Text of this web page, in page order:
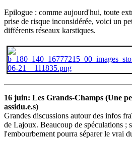
Epilogue : comme aujourd'hui, toute
prise de risque inconsidérée, voici un
différents réseaux karstiques.
16 juin: Les Grands-Champs (Une
assidu.e.s)
Grandes discussions autour des infos
de Lajoux. Beaucoup de spéculations ;
l'embourbement pourra séparer le vrai